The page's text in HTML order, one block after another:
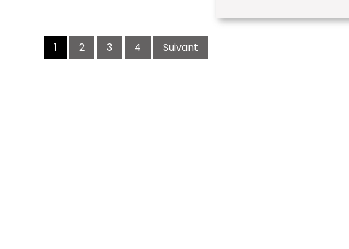
Navigation
des
articles
1 2 3 4 Suivant